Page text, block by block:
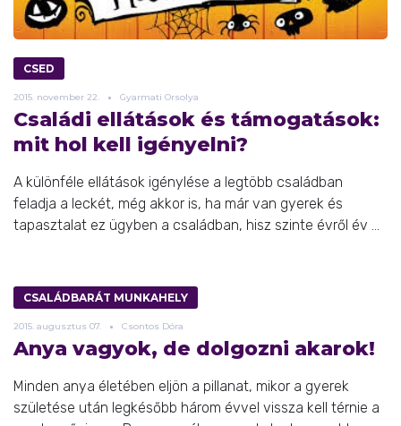
CSED
2015. november 22. Gyarmati Orsolya
Családi ellátások és támogatások:
mit hol kell igényelni?
A különféle ellátások igénylése a legtöbb családban
feladja a leckét, még akkor is, ha már van gyerek és
tapasztalat ez ügyben a családban, hisz szinte évről év ...
CSALÁDBARÁT MUNKAHELY
2015. augusztus 07. Csontos Dóra
Anya vagyok, de dolgozni akarok!
Minden anya életében eljön a pillanat, mikor a gyerek
születése után legkésőbb három évvel vissza kell térnie a